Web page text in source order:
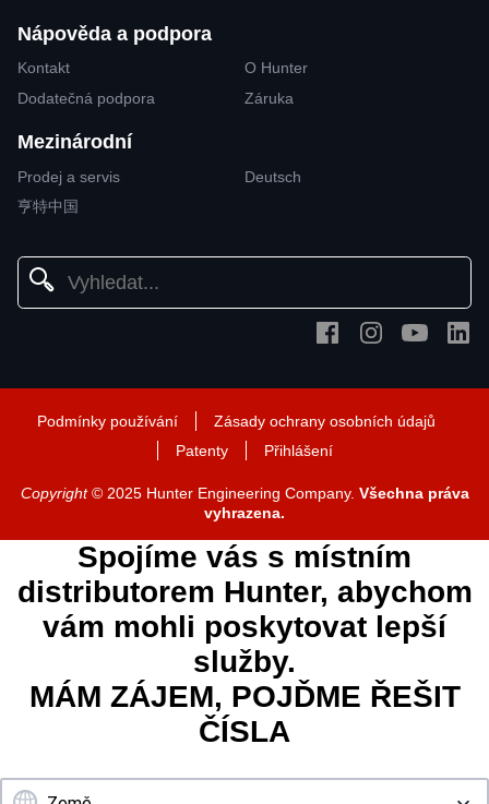
Nápověda a podpora
Kontakt
O Hunter
Dodatečná podpora
Záruka
Mezinárodní
Prodej a servis
Deutsch
亨特中国
Podmínky používání
Zásady ochrany osobních údajů
Patenty
Přihlášení
Copyright© 2025 Hunter Engineering Company. Všechna práva
vyhrazena.
Spojíme vás s místním
distributorem Hunter, abychom
vám mohli poskytovat lepší
služby.
MÁM ZÁJEM, POJĎME ŘEŠIT
ČÍSLA